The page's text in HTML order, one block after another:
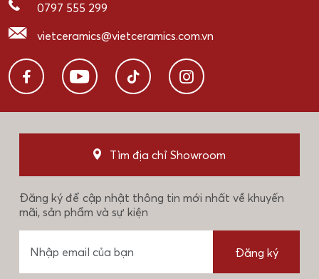
0797 555 299
vietceramics@vietceramics.com.vn
Tìm địa chỉ Showroom
Đăng ký để cập nhật thông tin mới nhất về khuyến
mãi, sản phẩm và sự kiện
Đăng ký